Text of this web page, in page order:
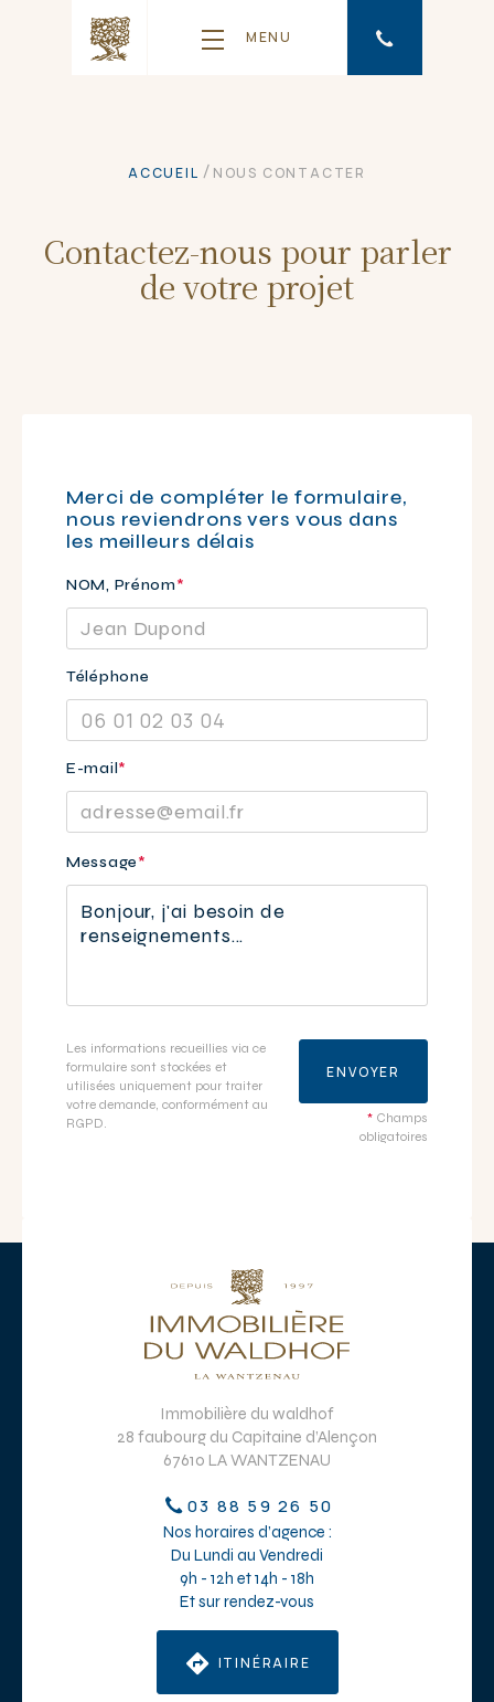
MENU
ACCUEIL / NOUS CONTACTER
Contactez-nous pour parler
de votre projet
Immobilière du waldhof
28 faubourg du Capitaine d’Alençon
67610 LA WANTZENAU
03 88 59 26 50
Nos horaires d’agence :
Du Lundi au Vendredi
9h - 12h et 14h - 18h
Et sur rendez-vous
ITINÉRAIRE
Merci de compléter le formulaire,
nous reviendrons vers vous dans
les meilleurs délais
NOM, Prénom*
Téléphone
E-mail*
Veuillez
laisser
ce
champ
Message*
Les informations recueillies via ce
formulaire sont stockées et
utilisées uniquement pour traiter
votre demande, conformément au
RGPD.
ENVOYER
* Champs
obligatoires